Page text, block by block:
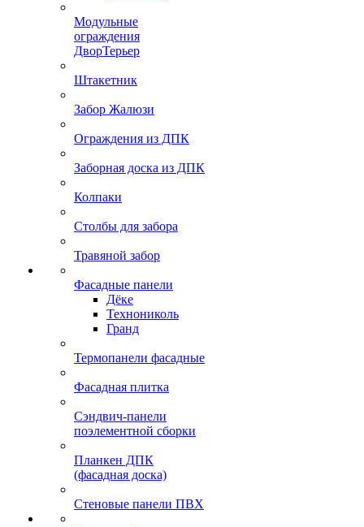
Модульные
ограждения
ДворТерьер
Штакетник
Забор Жалюзи
Ограждения из ДПК
Заборная доска из ДПК
Колпаки
Столбы для забора
Травяной забор
Фасадные панели
Дёке
Технониколь
Гранд
Термопанели фасадные
Фасадная плитка
Сэндвич-панели
поэлементной сборки
Планкен ДПК
(фасадная доска)
Стеновые панели ПВХ